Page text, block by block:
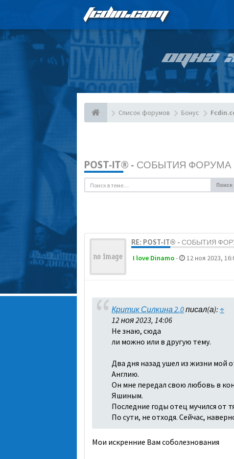
FCDIN.COM
ОДНА
Список форумов Бонус
POST-IT® - СОБЫТИЯ ФОРУМА
Поиск
RE: POST-IT® - СОБЫТИЯ
I love Dinamo- 12 ноя 2023,
Критик Силкина 2.0писал(а): ↑
12 ноя 2023, 14:06
Не знаю, сюда
ли можно или в другую тему.
Два дня назад ушел из жизни мой
Англию.
Он мне передал свою любовь в
Яшиным.
Последние годы отец мучился от
По сути, не отходя. Сейчас,
Мои искренние Вам соболезнования